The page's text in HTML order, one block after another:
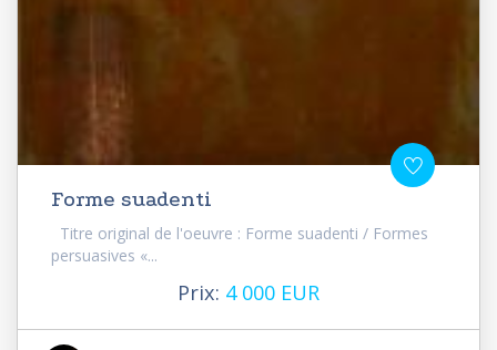
Forme suadenti
Titre original de l'oeuvre : Forme suadenti / Formes
persuasives «...
Prix: 4 000 EUR